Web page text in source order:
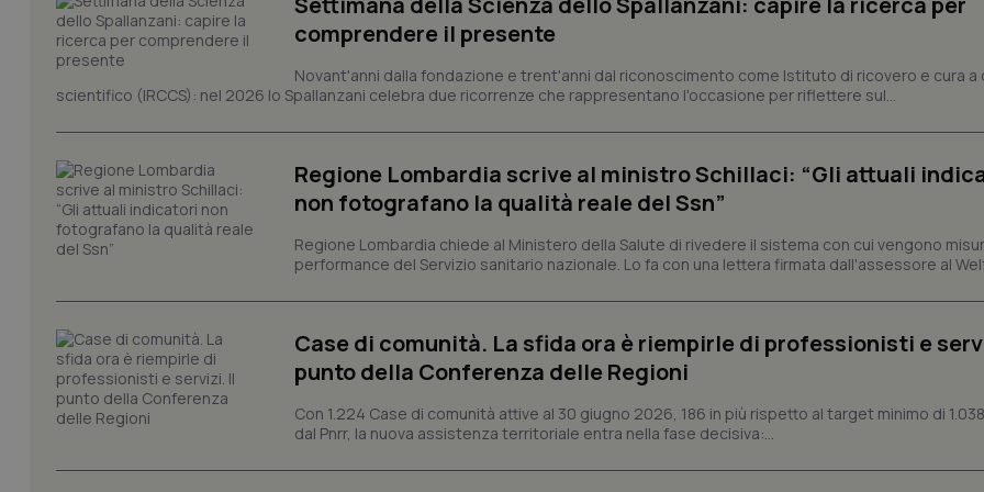
comprendere il presente
Novant'anni dalla fondazione e trent'anni dal riconoscimento come Istituto di ricovero e cura a
scientifico (IRCCS): nel 2026 lo Spallanzani celebra due ricorrenze che rappresentano l'occasione per riflettere sul...
Regione Lombardia scrive al ministro Schillaci: “Gli attuali
non fotografano la qualità reale del Ssn”
Regione Lombardia chiede al Ministero della Salute di rivedere il sistema con cui vengono
performance del Servizio sanitario nazionale. Lo fa con una lettera firmata dall'assessore al
Case di comunità. La sfida ora è riempirle di professionisti e
punto della Conferenza delle Regioni
Con 1.224 Case di comunità attive al 30 giugno 2026, 186 in più rispetto al target minimo di
dal Pnrr, la nuova assistenza territoriale entra nella fase decisiva:...
Necessari Statistici Marketing
I cookie necessari contribuiscono a rendere fruibile il sito web abilitandone funzionalità di base quali la
Nome
Fornitore/Dominio Scadenza
Descrizione
VISITOR_PRIVACY_METADATA
YouTube
5 mesi 4
Questo cookie viene utilizzato
del visitatore riguardo a varie
CookieScriptConsent
CookieScript
www.quotidianosanita.it
5 mesi 3
settimane
Questo cookie viene utilizzato
Script.com per ricordare le
sui cookie dei visitatori. È
correttamente.
tracking-sites-ironfish-
tracking-enable
www.quotidianosanita.it
settimane
2 giorni
abilitare il sistema di tracking
session-id
settimane
2 giorni
assegnare un identificatore
.quotidianosanita.it
mese
Universal Analytics, che è un